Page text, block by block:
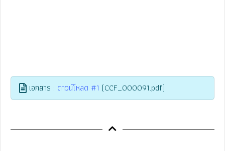
เอกสาร : ดาวน์โหลด #1 (CCF_000091.pdf)